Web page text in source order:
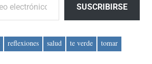
SUSCRIBIRSE
reflexiones salud te verde tomar